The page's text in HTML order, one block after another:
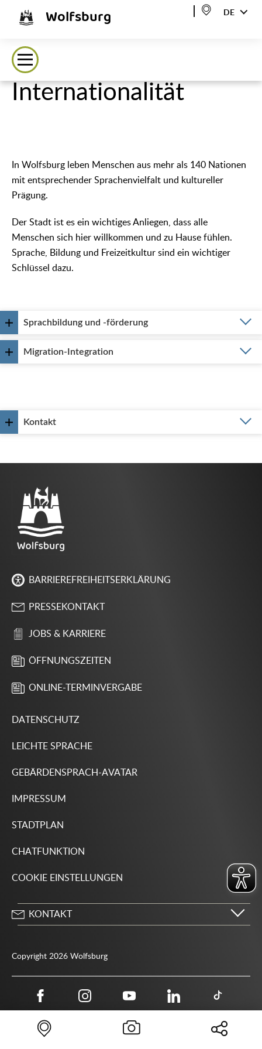
Wolfsburg DE
Internationalität
In Wolfsburg leben Menschen aus mehr als 140 Nationen
mit entsprechender Sprachenvielfalt und kultureller
Prägung.
Der Stadt ist es ein wichtiges Anliegen, dass alle
Menschen sich hier willkommen und zu Hause fühlen.
Sprache, Bildung und Freizeitkultur sind ein wichtiger
Schlüssel dazu.
Sprachbildung und -förderung
Migration-Integration
Kontakt
BARRIEREFREIHEITSERKLÄRUNG
PRESSEKONTAKT
JOBS & KARRIERE
ÖFFNUNGSZEITEN
ONLINE-TERMINVERGABE
DATENSCHUTZ
LEICHTE SPRACHE
GEBÄRDENSPRACH-AVATAR
IMPRESSUM
STADTPLAN
CHATFUNKTION
COOKIE EINSTELLUNGEN
KONTAKT
Behördenrufnummer 115
Copyright 2026 Wolfsburg